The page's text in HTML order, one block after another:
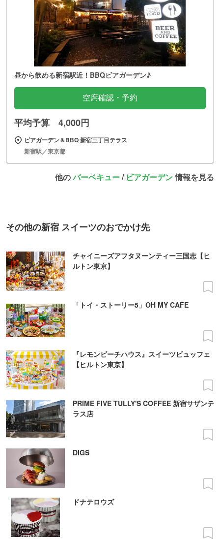
昼から飲める新宿駅近！BBQビアガーデン♪
空席確認・予約
平均予算 4,000円
ビアガーデン＆BBQ 新宿三丁目テラス
新宿駅／東京都
他のバーベキュー/ ビアガーデン情報を見る
その他の新宿 スイーツのおでかけ先
チャイニーズアフタヌーンティー三国志【ヒ
ルトン東京】
「トイ・ストーリー5」OH MY CAFE
『レモンビーチハウス』スイーツビュッフェ
【ヒルトン東京】
PRIME FIVE TULLY'S COFFEE 新宿サザンテ
ラス店
DIGS
ドナテロウズ